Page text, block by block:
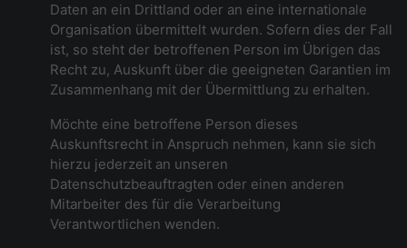
Daten an ein Drittland oder an eine internationale
Organisation übermittelt wurden. Sofern dies der Fall
ist, so steht der betroffenen Person im Übrigen das
Recht zu, Auskunft über die geeigneten Garantien im
Zusammenhang mit der Übermittlung zu erhalten.
Möchte eine betroffene Person dieses
Auskunftsrecht in Anspruch nehmen, kann sie sich
hierzu jederzeit an unseren
Datenschutzbeauftragten oder einen anderen
Mitarbeiter des für die Verarbeitung
Verantwortlichen wenden.